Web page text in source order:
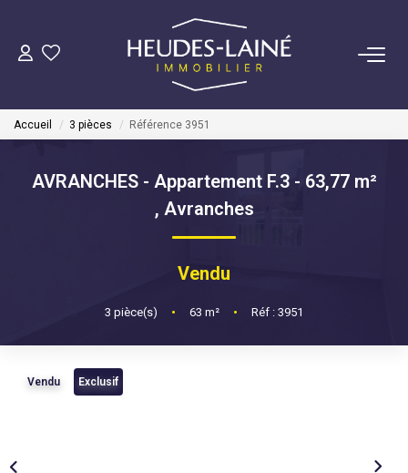
VENDRE
ACHETER
LOUER
Accueil 3 pièces Référence 3951
AVRANCHES - Appartement F.3 - 63,77 m²
, Avranches
Vendu
3 pièce(s) • 63 m² • Réf : 3951
Vendu Exclusif